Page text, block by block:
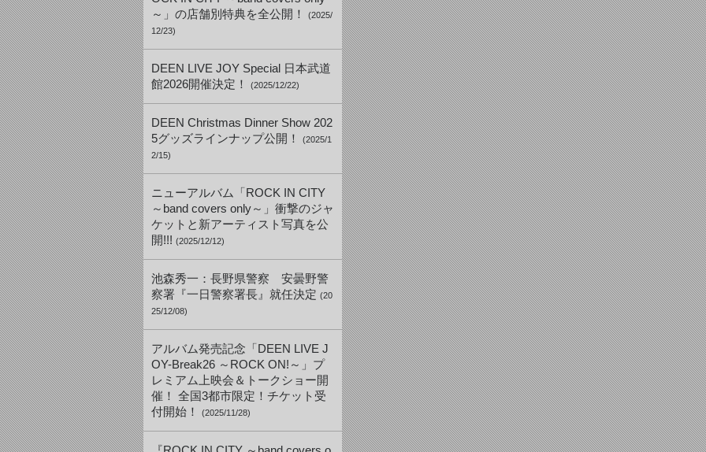
～」の店舗別特典を全公開！
(2025/
12/23)
DEEN LIVE JOY Special 日本武道
館2026開催決定！
(2025/12/22)
DEEN Christmas Dinner Show 202
5グッズラインナップ公開！
(2025/1
2/15)
ニューアルバム「ROCK IN CITY
～band covers only～」衝撃のジャ
ケットと新アーティスト写真を公
開!!! (2025/12/12)
池森秀一：長野県警察 安曇野警
察署『一日警察署長』就任決定 (20
25/12/08)
アルバム発売記念「DEEN LIVE J
OY-Break26 ～ROCK ON!～」プ
レミアム上映会＆トークショー開
催！ 全国3都市限定！チケット受
付開始！
(2025/11/28)